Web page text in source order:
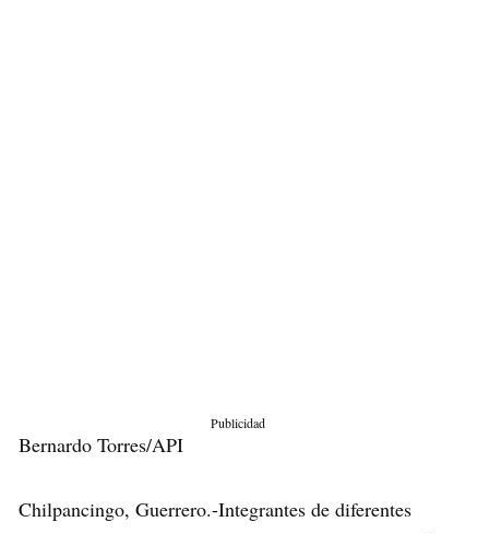
Publicidad
Bernardo Torres/API
Chilpancingo, Guerrero.-Integrantes de diferentes